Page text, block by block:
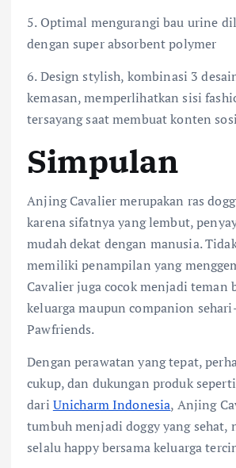
5. Optimal mengurangi bau urine
dengan super absorbent polymer
6. Design stylish, kombinasi 3
kemasan, memperlihatkan sisi
tersayang saat membuat konten
Simpulan
Anjing Cavalier merupakan ras
karena sifatnya yang lembut,
mudah dekat dengan manusia.
memiliki penampilan yang
Cavalier juga cocok menjadi teman
keluarga maupun companion
Pawfriends.
Dengan perawatan yang tepat,
cukup, dan dukungan produk
dari Unicharm Indonesia, Anjing
tumbuh menjadi doggy yang sehat,
selalu happy bersama keluarga